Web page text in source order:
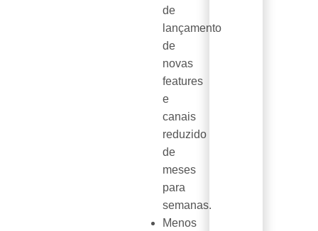
de
lançamento
de
novas
features
e
canais
reduzido
de
meses
para
semanas.
Menos